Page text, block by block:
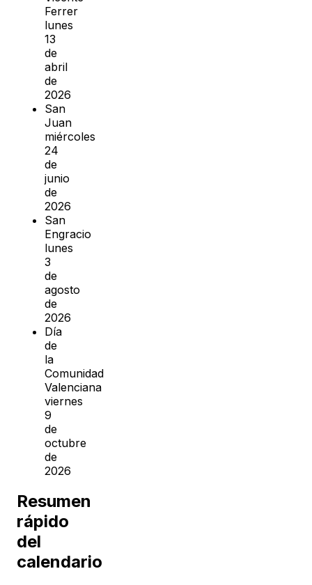
Ferrer
lunes
13
de
abril
de
2026
San
Juan
miércoles
24
de
junio
de
2026
San
Engracio
lunes
3
de
agosto
de
2026
Día
de
la
Comunidad
Valenciana
viernes
9
de
octubre
de
2026
Resumen
rápido
del
calendario